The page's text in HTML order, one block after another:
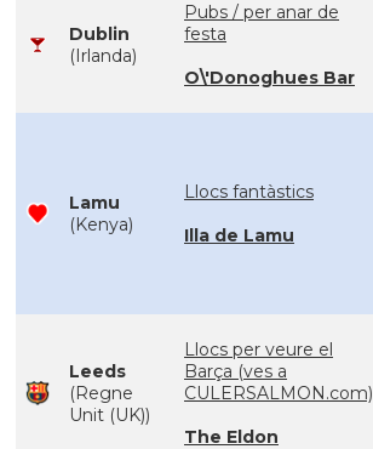
Dublin
(Irlanda)
Pubs / per anar de
festa
O\'Donoghues Bar
Lamu
(Kenya)
Llocs fantàstics
Illa de Lamu
Leeds
(Regne
Unit (UK))
Llocs per veure el
Barça (ves a
CULERSALMON.com)
The Eldon